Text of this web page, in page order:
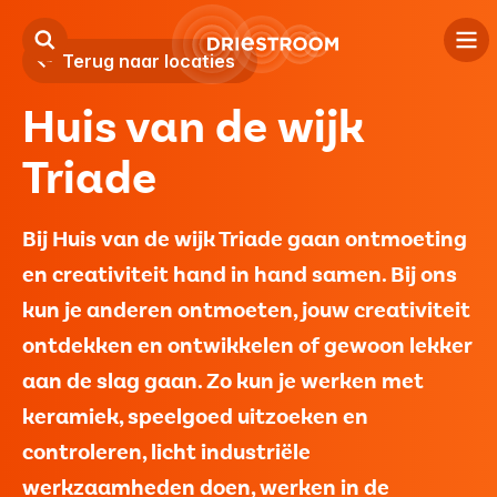
Kind
Jeugd
Volwassenen
Locaties
Over ons
Contact
Verwijzers
Terug naar locaties
Huis van de wijk
Triade
Bij Huis van de wijk Triade gaan ontmoeting
en creativiteit hand in hand samen. Bij ons
kun je anderen ontmoeten, jouw creativiteit
ontdekken en ontwikkelen of gewoon lekker
aan de slag gaan. Zo kun je werken met
keramiek, speelgoed uitzoeken en
controleren, licht industriële
werkzaamheden doen, werken in de